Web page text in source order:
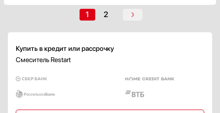
1 2
Купить в кредит или рассрочку
Смеситель Restart